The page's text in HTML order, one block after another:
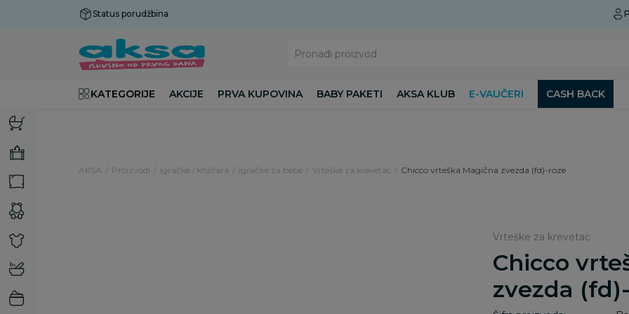
Status porudžbina
Pronađi proizvod
KATEGORIJE AKCIJE PRVA KUPOVINA BABY PAKETI AKSA KLUB E-VAUČERI CASH BACK
AKSA Proizvodi Igračke i knjižara Igračke za bebe Vrteške za krevetac Chicco vrteška Magična zvezda (fd)-roze
Vrteške za krevetac
Chicco
zvezda